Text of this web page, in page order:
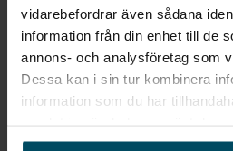
vidarebefordrar även sådana
information från din enhet till de
annons- och analysföretag som
Dessa kan i sin tur kombinera
information som du har